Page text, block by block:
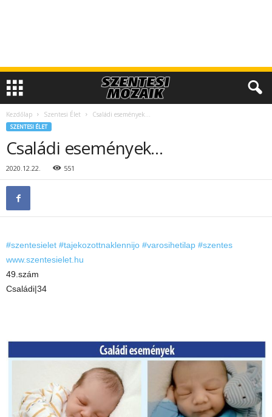
Kezdőlap Szentesi Élet Családi események…
SZENTESI ÉLET
Családi események…
2020.12.22. 551
#szentesielet #tajekozottnaklennijo #varosihetilap #szentes
www.szentesielet.hu
49.szám
Családi|34